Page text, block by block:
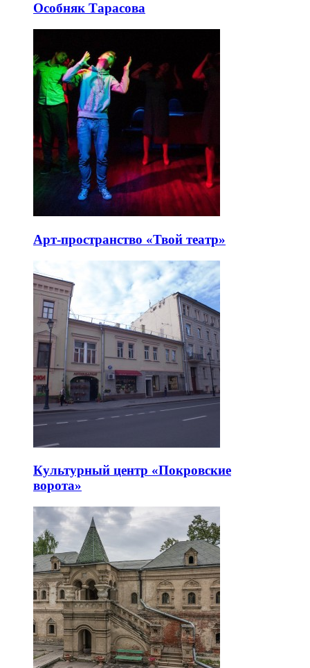
Особняк Тарасова
Арт-пространство «Твой театр»
Культурный центр «Покровские
ворота»